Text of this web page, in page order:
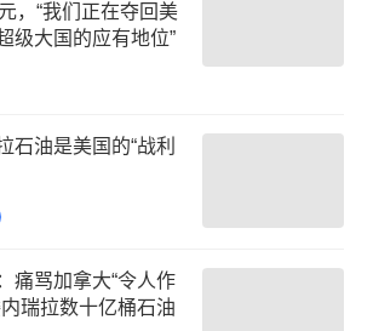
，“我们正在夺回美
级大国的应有地位”
石油是美国的“战利
痛骂加拿大“令人作
瑞拉数十亿桶石油